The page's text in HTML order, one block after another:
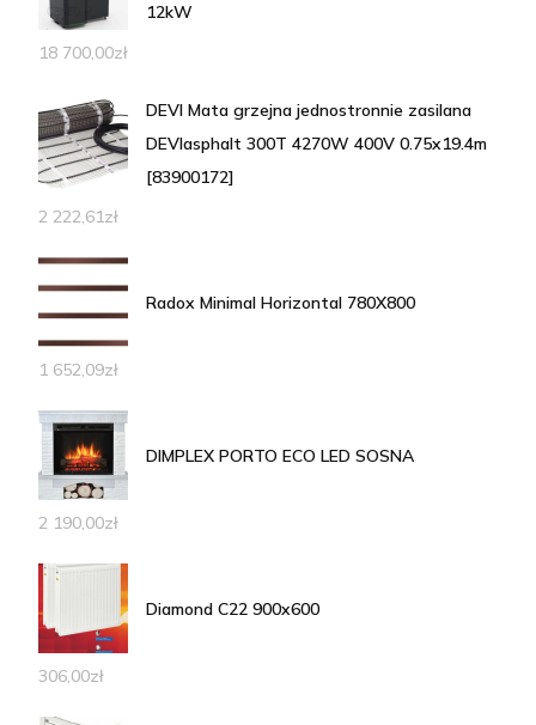
12kW
18 700,00zł
DEVI Mata grzejna jednostronnie zasilana
DEVIasphalt 300T 4270W 400V 0.75x19.4m
[83900172]
2 222,61zł
Radox Minimal Horizontal 780X800
1 652,09zł
DIMPLEX PORTO ECO LED SOSNA
2 190,00zł
Diamond C22 900x600
306,00zł